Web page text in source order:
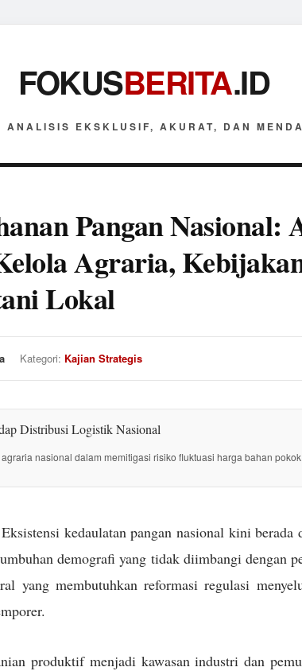
FOKUSBERITA.ID
ANALISIS EKSKLUSIF, AKURAT, DAN
Pangan Nasional:
Agraria,
Lokal
Kategori: Kajian Strategis
nasional dalam memitigasi risiko fluktuasi harga bahan
kedaulatan pangan nasional kini berada
demografi yang tidak diimbangi dengan
yang membutuhkan reformasi regulasi
produktif menjadi kawasan industri dan